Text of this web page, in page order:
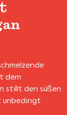
dem
stillt den süßen
unbedingt